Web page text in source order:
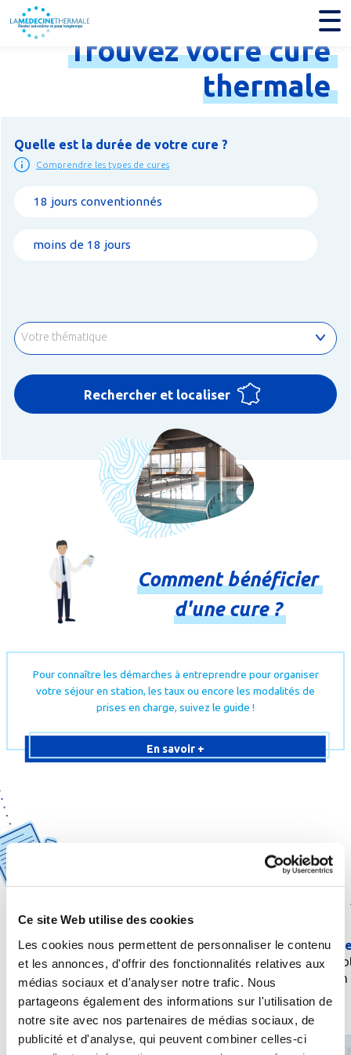
Ce site Web utilise des cookies
Les cookies nous permettent de personnaliser le contenu
et les annonces, d'offrir des fonctionnalités relatives aux
médias sociaux et d'analyser notre trafic. Nous
partageons également des informations sur l'utilisation de
notre site avec nos partenaires de médias sociaux, de
publicité et d'analyse, qui peuvent combiner celles-ci
Trouvezvotrecure
thermale
Quelle est la durée de votre cure ?
Comprendre les types de cures
18 jours conventionnés
moins de 18 jours
Votre thématique
Rechercher et localiser
Comment bénéficier
d'une cure ?
Pour connaître les démarches à entreprendre pour organiser
votre séjour en station, les taux ou encore les modalités de
prises en charge, suivez le guide !
En savoir +
la part de votre médecin
traitant ou d’un spécialiste
Envoyez une
prise en chargeà
caisse d’aﬃliation
Quellecurethermale